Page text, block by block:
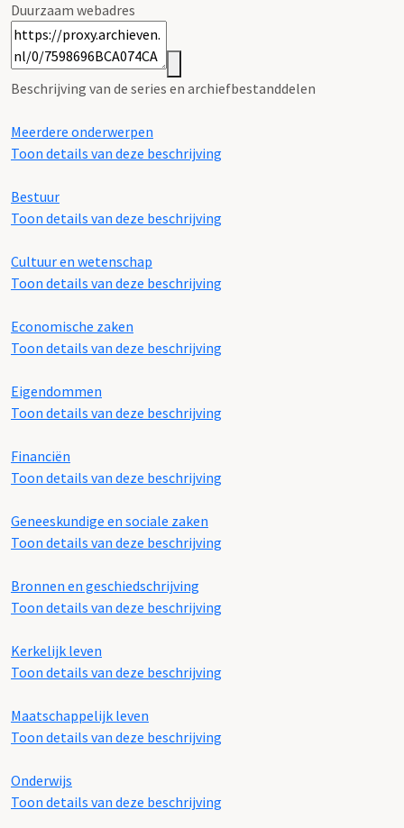
Duurzaam webadres
Beschrijving van de series en archiefbestanddelen
Meerdere onderwerpen
Toon details van deze beschrijving
Bestuur
Toon details van deze beschrijving
Cultuur en wetenschap
Toon details van deze beschrijving
Economische zaken
Toon details van deze beschrijving
Eigendommen
Toon details van deze beschrijving
Financiën
Toon details van deze beschrijving
Geneeskundige en sociale zaken
Toon details van deze beschrijving
Bronnen en geschiedschrijving
Toon details van deze beschrijving
Kerkelijk leven
Toon details van deze beschrijving
Maatschappelijk leven
Toon details van deze beschrijving
Onderwijs
Toon details van deze beschrijving